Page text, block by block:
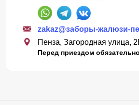
zakaz@заборы-жалюзи-
Пенза, Загородная улица,
Перед приездом